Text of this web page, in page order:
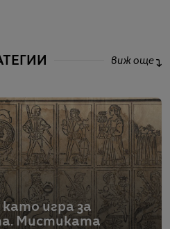
виж още
игра за
Мистиката